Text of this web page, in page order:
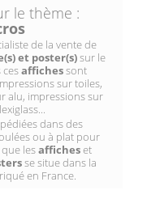
le thème :
de la vente de
et poster(s)sur le
cesaffichessont
sur toiles,
alu, impressions sur
dans des
ou à plat pour
lesafficheset
se situe dans la
en France.